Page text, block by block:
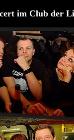
im Club der